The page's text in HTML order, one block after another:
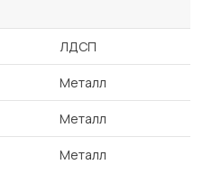
ЛДСП
Металл
Металл
Металл